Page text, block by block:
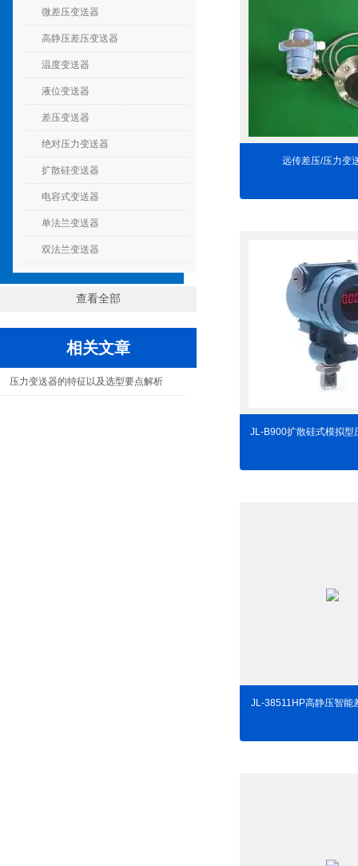
微差压变送器
高静压差压变送器
温度变送器
液位变送器
差压变送器
绝对压力变送器
扩散硅变送器
电容式变送器
单法兰变送器
双法兰变送器
查看全部
相关文章
压力变送器的特征以及选型要点解析
远传差压/压力变
JL-B900扩散硅式模拟型
JL-38511HP高静压智能